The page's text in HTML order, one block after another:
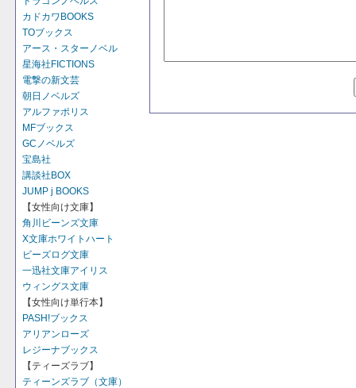
カドカワBOOKS
TOブックス
アース・スターノベル
星海社FICTIONS
電撃の新文芸
朝日ノベルズ
アルファポリス
MFブックス
GCノベルズ
宝島社
講談社BOX
JUMP j BOOKS
【女性向け文庫】
角川ビーンズ文庫
X文庫ホワイトハート
ビーズログ文庫
一迅社文庫アイリス
ウィングス文庫
【女性向け単行本】
PASH!ブックス
アリアンローズ
レジーナブックス
【ティーズラブ】
ティーンズラブ（文庫）